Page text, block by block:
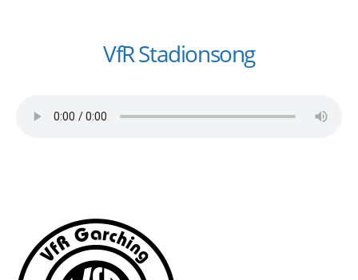
VfR Stadionsong